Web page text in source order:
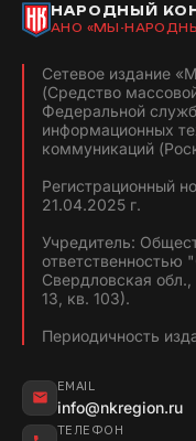
НАРОДНЫЙ
АНО «МЫ-
Сетевое издание
(Средство
Федеральной
информационных
коммуникаций
Регистрационный
21.04.2025 г.
Учредитель:
Свердловская
13, кв. 103).
Периодичность
EMAIL
info@nkregion.ru
ТЕЛЕФОН